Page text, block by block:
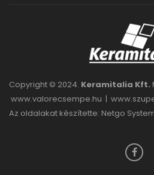
Copyright © 2024. Keramitalia Kft.
www.valorecsempe.hu |
Az oldalakat készítette: Netgo